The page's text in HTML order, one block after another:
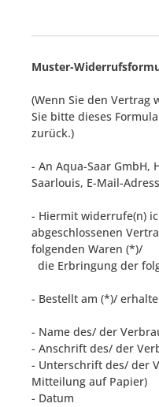
Muster-
(Wenn Sie den
Sie bitte dieses
zurück.)
- An Aqua-Saar GmbH,
Saarlouis, E-Mail-
- Hiermit widerrufe(n)
abgeschlossenen
folgenden Waren (*)/
die Erbringung der
- Bestellt am (*)/
- Name des/ der
- Anschrift des/ der
- Unterschrift des/ der
Mitteilung auf Papier)
- Datum